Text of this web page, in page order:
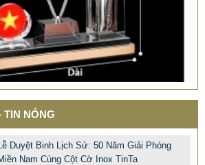
BÀN & HỘP BÚT CAO CẤP
VNĐ
TANG Y NGHIA CHO SEP
TIN NÓNG
Duyệt Binh Lịch Sử: 50 Năm Giải Phóng
Nam Cùng Cột Cờ Inox TinTa